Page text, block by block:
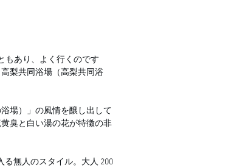
もあり、よく行くのです
梨共同浴場（高梨共同浴
場）」の風情を醸し出して
臭と白い湯の花が特徴の非
無人のスタイル。大人 200